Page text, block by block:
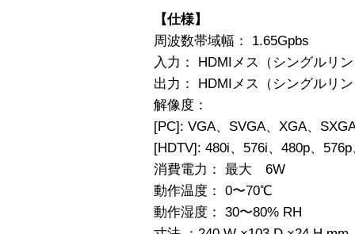
【仕様】
周波数帯域幅： 1.65Gpbs
入力： HDMIメス（シングルリ
出力： HDMIメス（シングルリ
解像度：
[PC]: VGA、SVGA、XGA、
[HDTV]: 480i、576i、480p、
消費電力： 最大 6W
動作温度： 0〜70℃
動作湿度： 30〜80% RH